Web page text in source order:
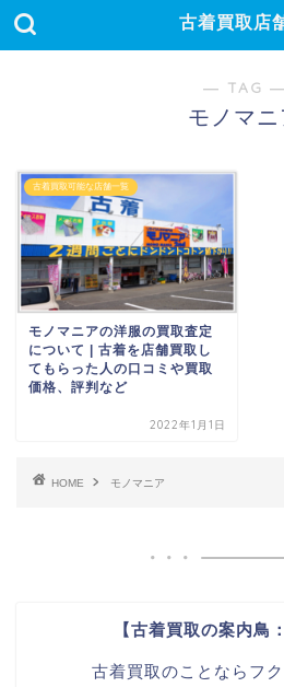
古着買取店
― TAG ―
モノマニ
古着買取可能な店舗一覧
モノマニアの洋服の買取査定
について | 古着を店舗買取し
てもらった人の口コミや買取
価格、評判など
2022年1月1日
HOME モノマニア
【古着買取の案内鳥
古着買取のことならフ